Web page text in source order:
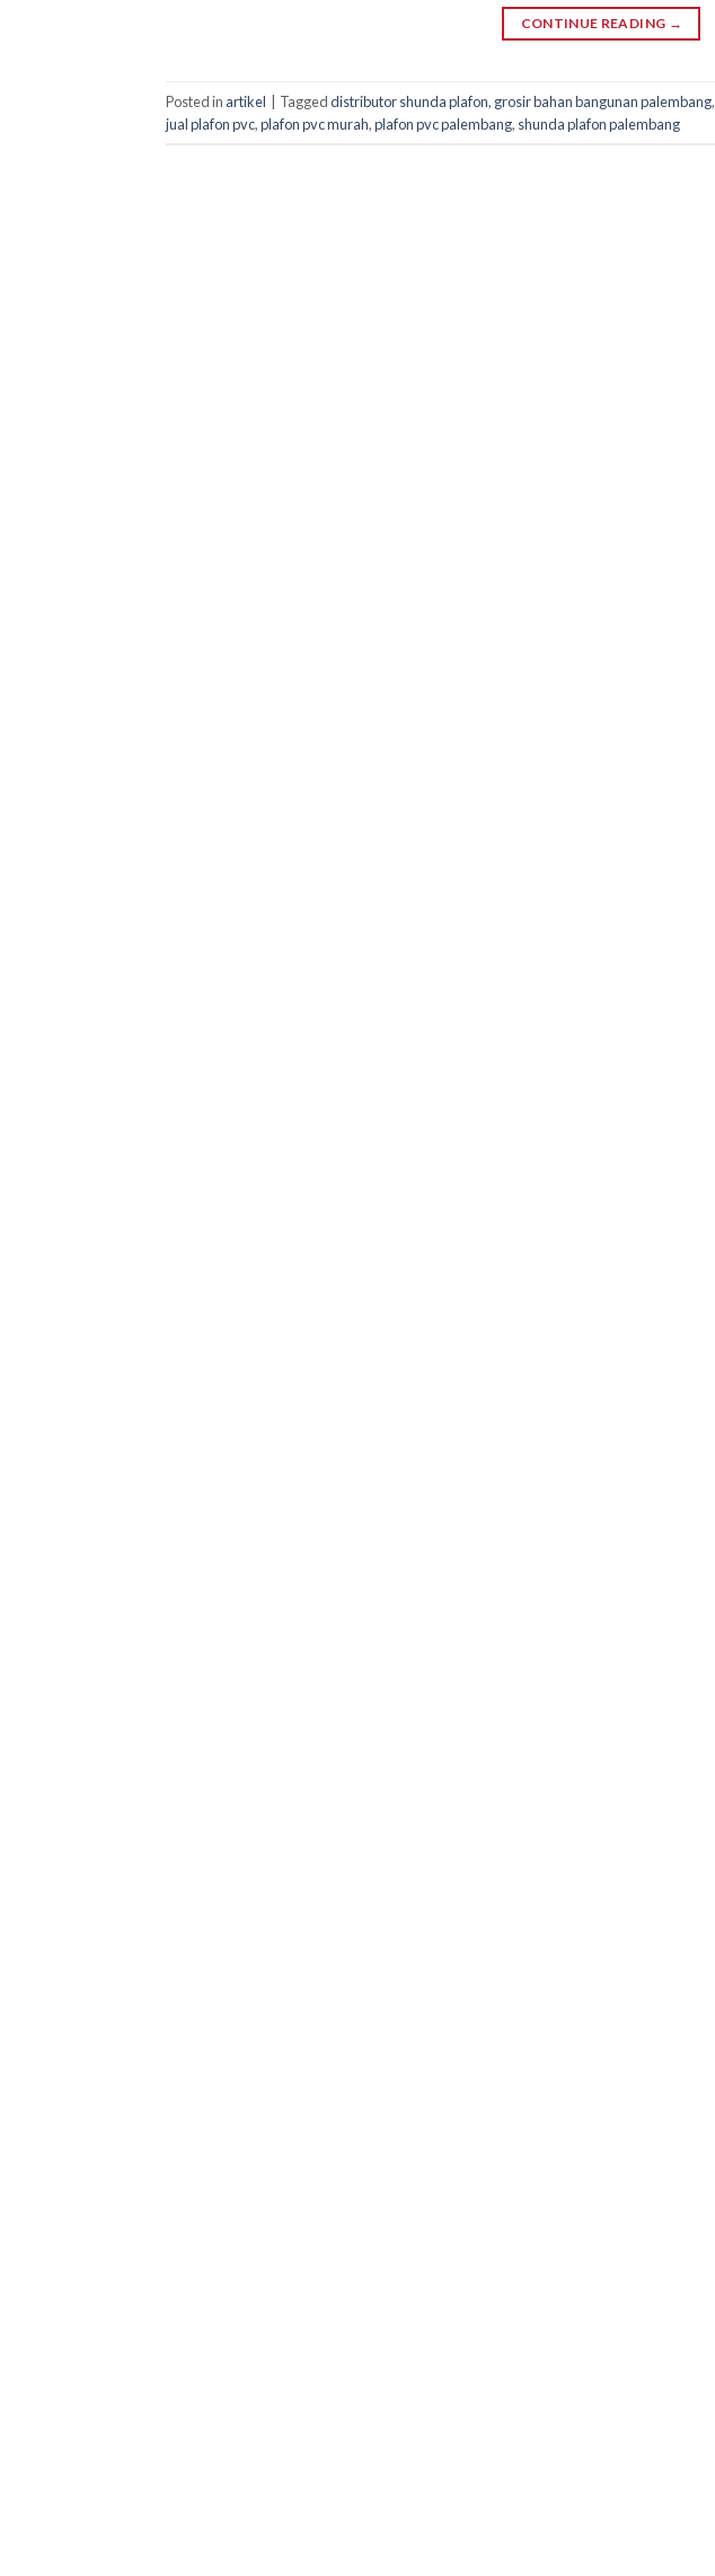
CONTINUE READING →
Posted in artikel Taggeddistributor shunda plafon, grosir bahan bangunan palembang,
jual plafon pvc,plafon pvc murah,plafon pvc palembang, shunda plafon palembang